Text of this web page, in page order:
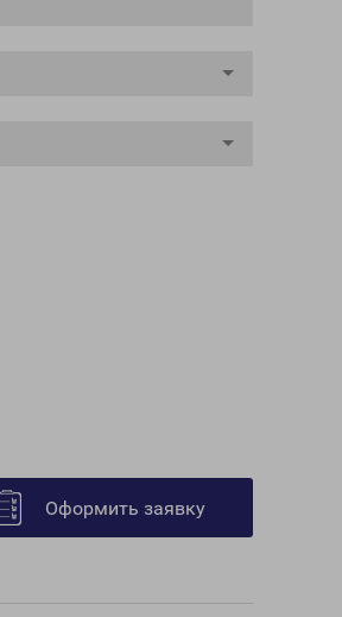
Оформить заявку